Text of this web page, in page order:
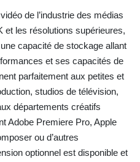
de l’industrie des médias
et les résolutions supérieures,
capacité de stockage allant
et ses capacités de
parfaitement aux petites et
studios de télévision,
départements créatifs
Adobe Premiere Pro, Apple
ou d’autres
optionnel est disponible et